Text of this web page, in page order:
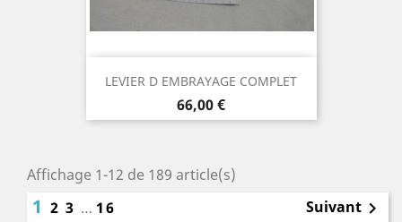
LEVIER D EMBRAYAGE COMPLET
Prix
66,00 €
Affichage 1-12 de 189 article(s)
1 2 3 … 16 Suivant 